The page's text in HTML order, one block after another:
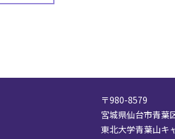
〒980-8579
宮城県仙台市青葉
東北大学青葉山